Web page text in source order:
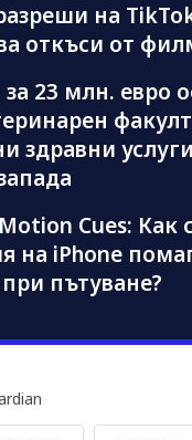
на
откъси от
23 млн. евро
здравни
Cues: Как
на iPhone
пътуване?